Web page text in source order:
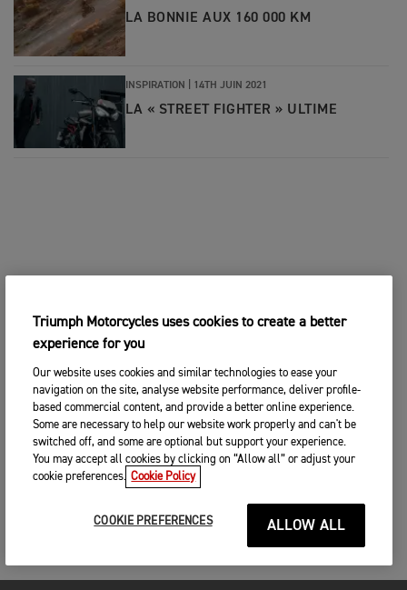
LA BONNIE AUX 160 000 KM
INSPIRATION 14TH JUIN 2021
LA « STREET FIGHTER » ULTIME
Triumph Motorcycles uses cookies to create a better
experience for you
Our website uses cookies and similar technologies to ease your
navigation on the site, analyse website performance, deliver profile-
based commercial content, and provide a better online experience.
Some are necessary to help our website work properly and can't be
switched off, and some are optional but support your experience.
You may accept all cookies by clicking on “Allow all” or adjust your
cookie preferences. Cookie Policy
COOKIE PREFERENCES ALLOW ALL